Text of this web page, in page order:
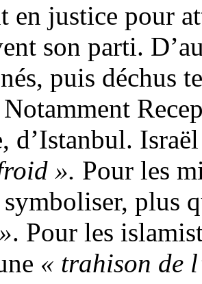
en justice pour
son parti.
puis déchus
d’Istanbul.
». Pour les
plus
. Pour les
« trahison de